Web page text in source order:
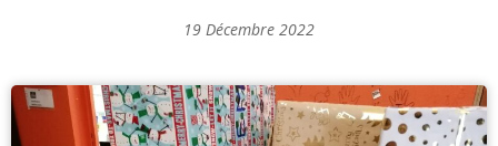
19 Décembre 2022